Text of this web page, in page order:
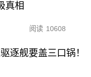
真相
阅读 10608
逐舰要盖三口锅！